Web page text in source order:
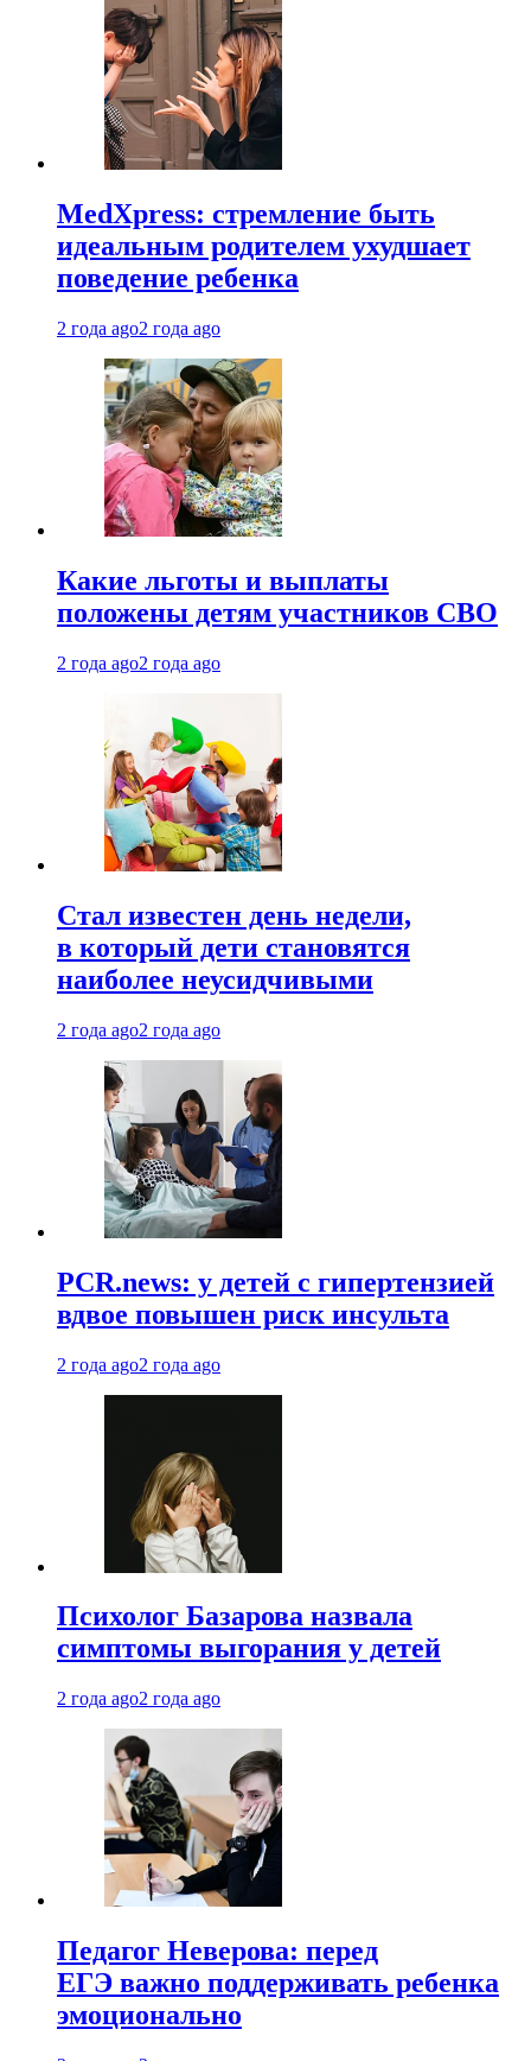
MedXpress: стремление быть
идеальным родителем ухудшает
поведение ребенка
2 года ago2 года ago
Какие льготы и выплаты
положены детям участников СВО
2 года ago2 года ago
Стал известен день недели,
в который дети становятся
наиболее неусидчивыми
2 года ago2 года ago
PCR.news: у детей с гипертензией
вдвое повышен риск инсульта
2 года ago2 года ago
Психолог Базарова назвала
симптомы выгорания у детей
2 года ago2 года ago
Педагог Неверова: перед
ЕГЭ важно поддерживать ребенка
эмоционально